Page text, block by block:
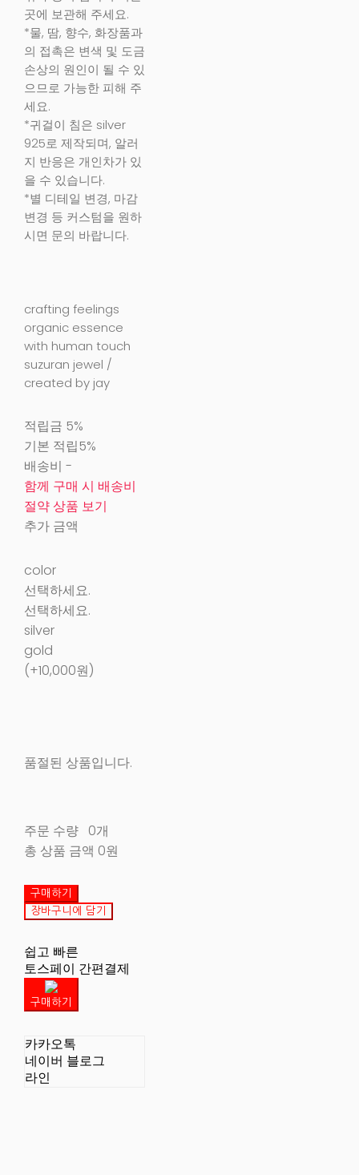
곳에 보관해 주세요.
*물, 땀, 향수, 화장품과
의 접촉은 변색 및 도금
손상의 원인이 될 수 있
으므로 가능한 피해 주
세요.
*귀걸이 침은 silver
925로 제작되며, 알러
지 반응은 개인차가 있
을 수 있습니다.
*별 디테일 변경, 마감
변경 등 커스텀을 원하
시면 문의 바랍니다.
crafting feelings
organic essence
with human touch
suzuran jewel /
created by jay
적립금 5%
기본 적립5%
배송비 -
함께 구매 시 배송비
절약 상품 보기
추가 금액
color
선택하세요.
선택하세요.
silver
gold
(+10,000원)
품절된 상품입니다.
주문 수량 0개
총 상품 금액 0원
구매하기
장바구니에 담기
쉽고 빠른
토스페이 간편결제
구매하기
카카오톡
네이버 블로그
라인